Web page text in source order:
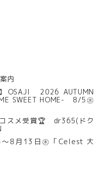
内
OSAJI 2026 AUTUMN
SWEET HOME- 8/5㊌
コスメ受賞🏆 dr365(ドク
8月13日㊍「Celest 大